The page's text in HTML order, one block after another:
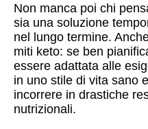
Non manca poi chi
sia una soluzione
nel lungo termine.
miti keto: se ben
essere adattata alle
in uno stile di vita sano
incorrere in drastiche
nutrizionali.